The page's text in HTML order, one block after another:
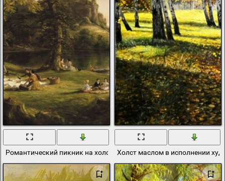
Романтический пикник на холсте Холст маслом в исполнении